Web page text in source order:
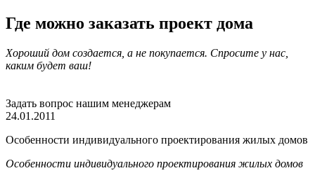
Где можно заказать проект дома
Хороший дом создается, а не покупается. Спросите у нас,
каким будет ваш!
Задать вопрос нашим менеджерам
24.01.2011
Особенности индивидуального проектирования жилых домов
Особенности индивидуального проектирования жилых домов